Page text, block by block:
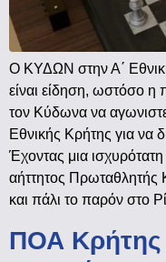
Ο ΚΥΔΩΝ στην Α΄
είναι είδηση, ωστόσο η
τον Κύδωνα να
Εθνικής Κρήτης για να
Έχοντας μια
αήττητος Πρωταθλητής
και πάλι το παρόν στο
ΠΟΑ Κρήτης